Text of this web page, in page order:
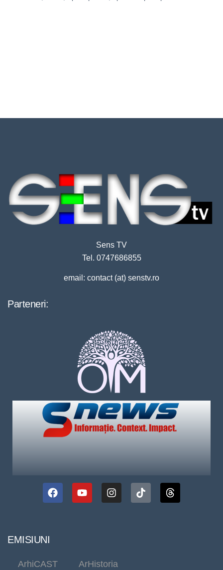
Sens TV
Tel. 0747686855
email: contact (at) senstv.ro
Parteneri:
EMISIUNI
ArhiCAST
ArHistoria